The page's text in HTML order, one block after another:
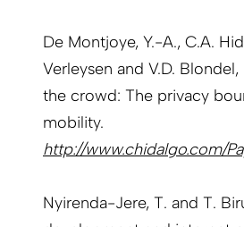
De Montjoye, Y.-A., C.A.
Verleysen and V.D.
the crowd: The privacy
mobility.
http://www.chidalgo.com/
Nyirenda-Jere, T. and T.